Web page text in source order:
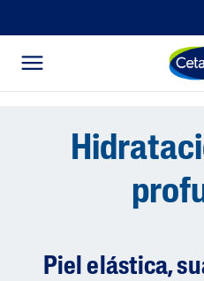
Piel elástica,